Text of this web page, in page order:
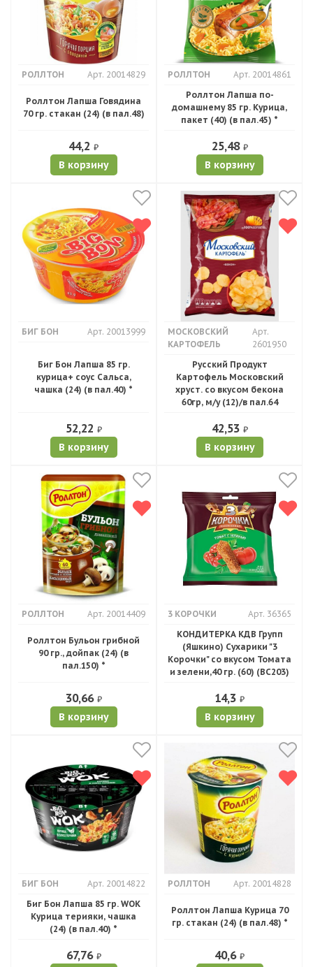
РОЛЛТОН Арт. 20014829
Роллтон Лапша Говядина
70 гр. стакан (24) (в пал.48)
44,2 ₽
В корзину
РОЛЛТОН
Арт. 20014861
Роллтон Лапша по-
домашнему 85 гр. Курица,
пакет (40) (в пал.45) *
25,48 ₽
В корзину
БИГ БОН Арт. 20013999
Биг Бон Лапша 85 гр.
курица+ соус Сальса,
чашка (24) (в пал.40) *
52,22 ₽
В корзину
МОСКОВСКИЙ
КАРТОФЕЛЬ
Арт.
2601950
Русский Продукт
Картофель Московский
хруст. со вкусом бекона
60гр, м/у (12)/в пал.64
42,53 ₽
В корзину
РОЛЛТОН Арт. 20014409
Роллтон Бульон грибной
90 гр., дойпак (24) (в
пал.150) *
30,66 ₽
В корзину
3 КОРОЧКИ
Арт. 36365
КОНДИТЕРКА КДВ Групп
(Яшкино) Сухарики "3
Корочки" со вкусом Томата
и зелени,40 гр. (60) (ВС203)
14,3 ₽
В корзину
БИГ БОН
Арт. 20014822
Биг Бон Лапша 85 гр. WOK
Курица терияки, чашка
(24) (в пал.40) *
67,76 ₽
РОЛЛТОН Арт. 20014828
Роллтон Лапша Курица 70
гр. стакан (24) (в пал.48) *
40,6 ₽